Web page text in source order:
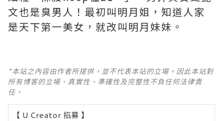
文也是臭男人！最初叫明月姐，知道人家
是天下第一美女，就改叫明月妹妹。
*本站之內容由作者所提供，並不代表本站的立場。因此本站對
所有博客的立場、真實性、準確性及完整性不負任何法律責
任。
【 U Creator 招募 】